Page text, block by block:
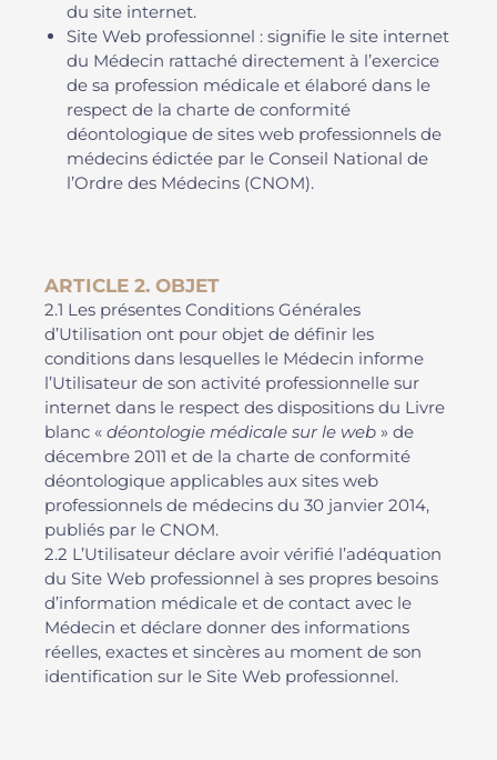
du site internet.
Site Web professionnel : signifie le site internet
du Médecin rattaché directement à l’exercice
de sa profession médicale et élaboré dans le
respect de la charte de conformité
déontologique de sites web professionnels de
médecins édictée par le Conseil National de
l’Ordre des Médecins (CNOM).
ARTICLE 2. OBJET
2.1 Les présentes Conditions Générales
d’Utilisation ont pour objet de définir les
conditions dans lesquelles le Médecin informe
l’Utilisateur de son activité professionnelle sur
internet dans le respect des dispositions du Livre
blanc « déontologie médicale sur le web » de
décembre 2011 et de la charte de conformité
déontologique applicables aux sites web
professionnels de médecins du 30 janvier 2014,
publiés par le CNOM.
2.2 L’Utilisateur déclare avoir vérifié l’adéquation
du Site Web professionnel à ses propres besoins
d’information médicale et de contact avec le
Médecin et déclare donner des informations
réelles, exactes et sincères au moment de son
identification sur le Site Web professionnel.